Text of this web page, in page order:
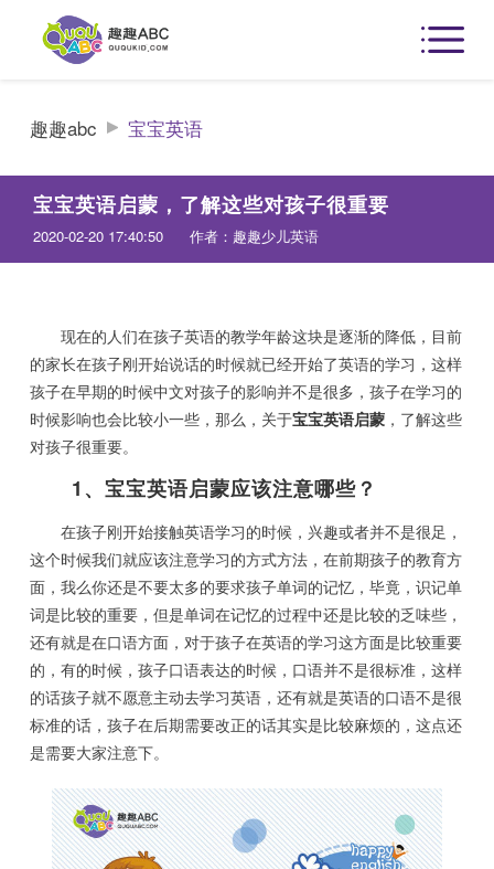
趣趣abc 宝宝英语
宝宝英语启蒙，了解这些对孩子很重要
2020-02-20 17:40:50 作者：趣趣少儿英语
现在的人们在孩子英语的教学年龄这块是逐渐的降低，目前
的家长在孩子刚开始说话的时候就已经开始了英语的学习，这样
孩子在早期的时候中文对孩子的影响并不是很多，孩子在学习的
时候影响也会比较小一些，那么，关于宝宝英语启蒙 ，了解这些
对孩子很重要。
1、宝宝英语启蒙应该注意哪些？
在孩子刚开始接触英语学习的时候，兴趣或者并不是很足，
这个时候我们就应该注意学习的方式方法，在前期孩子的教育方
面，我么你还是不要太多的要求孩子单词的记忆，毕竟，识记单
词是比较的重要，但是单词在记忆的过程中还是比较的乏味些，
还有就是在口语方面，对于孩子在英语的学习这方面是比较重要
的，有的时候，孩子口语表达的时候，口语并不是很标准，这样
的话孩子就不愿意主动去学习英语，还有就是英语的口语不是很
标准的话，孩子在后期需要改正的话其实是比较麻烦的，这点还
是需要大家注意下。